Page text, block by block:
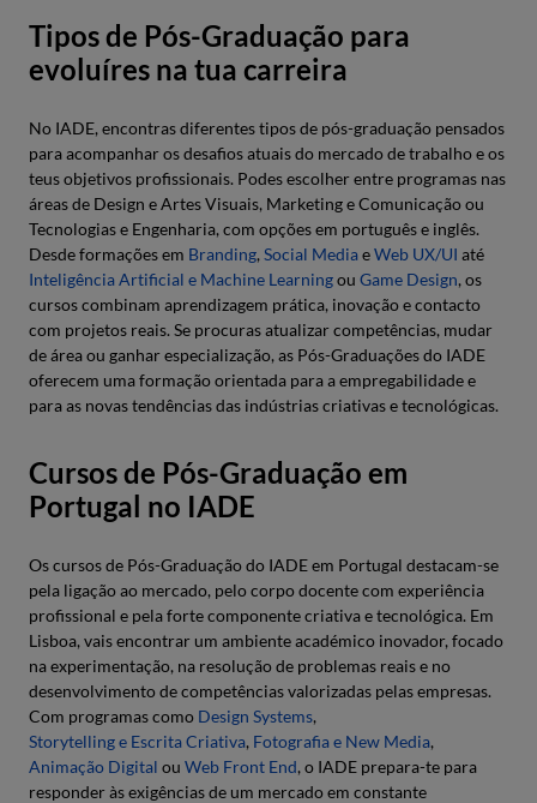
Tipos de Pós-Graduação para
evoluíres na tua carreira
No IADE, encontras diferentes tipos de pós-graduação pensados
para acompanhar os desafios atuais do mercado de trabalho e os
teus objetivos profissionais. Podes escolher entre programas nas
áreas de Design e Artes Visuais, Marketing e Comunicação ou
Tecnologias e Engenharia, com opções em português e inglês.
Desde formações em Branding, Social MediaeWeb UX/UI até
Inteligência Artificial e Machine Learningou Game Design, os
cursos combinam aprendizagem prática, inovação e contacto
com projetos reais. Se procuras atualizar competências, mudar
de área ou ganhar especialização, as Pós-Graduações do IADE
oferecem uma formação orientada para a empregabilidade e
para as novas tendências das indústrias criativas e tecnológicas.
Cursos de Pós-Graduação em
Portugal no IADE
Os cursos de Pós-Graduação do IADE em Portugal destacam-se
pela ligação ao mercado, pelo corpo docente com experiência
profissional e pela forte componente criativa e tecnológica. Em
Lisboa, vais encontrar um ambiente académico inovador, focado
na experimentação, na resolução de problemas reais e no
desenvolvimento de competências valorizadas pelas empresas.
Com programas como Design Systems,
Storytelling e Escrita Criativa, Fotografia e New Media,
Animação Digital ou Web Front End, o IADE prepara-te para
responder às exigências de um mercado em constante